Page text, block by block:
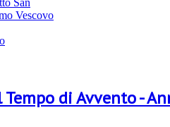
San
Vescovo
di Avvento -